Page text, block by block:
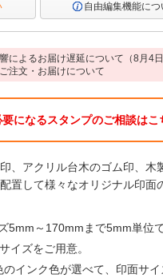
自由編集機能につ
によるお届け遅延について（8月4
注文・お届けについて
になるスタンプのご相談はこ
、アクリル台木のゴム印、
置して様々なオリジナル印
5mm～170mmまで5mm単位
イズをご用意。
インク色が選べて、印面サ